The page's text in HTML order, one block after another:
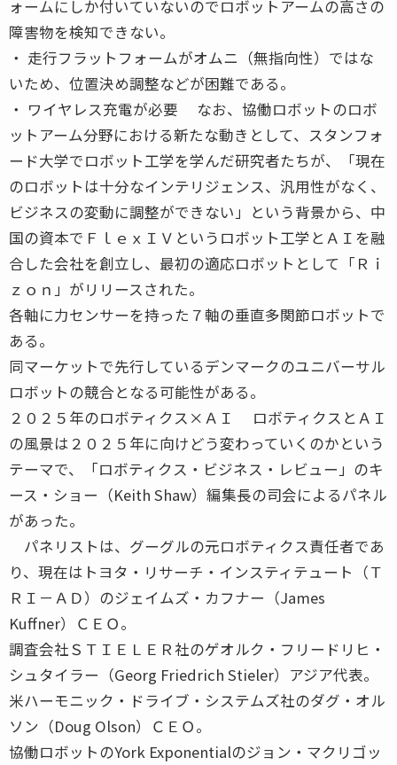
ォームにしか付いていないのでロボットアームの高さの
障害物を検知できない。
・ 走行フラットフォームがオムニ（無指向性）ではな
いため、位置決め調整などが困難である。
・ ワイヤレス充電が必要 なお、協働ロボットのロボ
ットアーム分野における新たな動きとして、スタンフォ
ード大学でロボット工学を学んだ研究者たちが、「現在
のロボットは十分なインテリジェンス、汎用性がなく、
ビジネスの変動に調整ができない」という背景から、中
国の資本でＦｌｅｘＩＶというロボット工学とＡＩを融
合した会社を創立し、最初の適応ロボットとして「Ｒｉ
ｚｏｎ」がリリースされた。
各軸に力センサーを持った７軸の垂直多関節ロボットで
ある。
同マーケットで先行しているデンマークのユニバーサル
ロボットの競合となる可能性がある。
２０２５年のロボティクス×ＡＩ ロボティクスとＡＩ
の風景は２０２５年に向けどう変わっていくのかという
テーマで、「ロボティクス・ビジネス・レビュー」のキ
ース・ショー（Keith Shaw）編集長の司会によるパネル
があった。
パネリストは、グーグルの元ロボティクス責任者であ
り、現在はトヨタ・リサーチ・インスティテュート（Ｔ
ＲＩ－ＡＤ）のジェイムズ・カフナー（James
Kuffner）ＣＥＯ。
調査会社ＳＴＩＥＬＥＲ社のゲオルク・フリードリヒ・
シュタイラー（Georg Friedrich Stieler）アジア代表。
米ハーモニック・ドライブ・システムズ社のダグ・オル
ソン（Doug Olson）ＣＥＯ。
協働ロボットのYork Exponentialのジョン・マクリゴッ